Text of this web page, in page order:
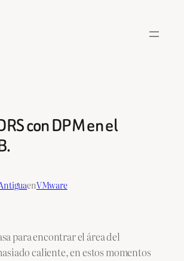
con DPM en el
enVMware
para encontrar el área del
caliente, en estos momentos